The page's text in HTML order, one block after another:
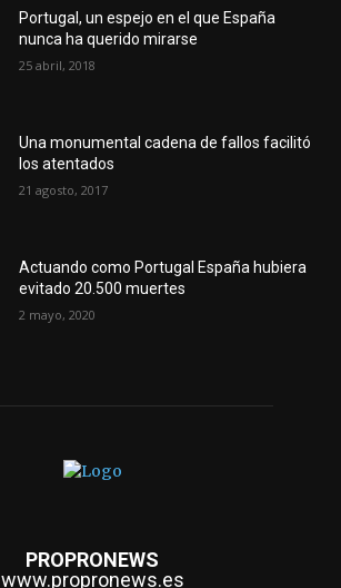
Portugal, un espejo en el que España
nunca ha querido mirarse
25 abril, 2018
Una monumental cadena de fallos facilitó
los atentados
21 agosto, 2017
Actuando como Portugal España hubiera
evitado 20.500 muertes
2 mayo, 2020
PROPRONEWS
www.propronews.es